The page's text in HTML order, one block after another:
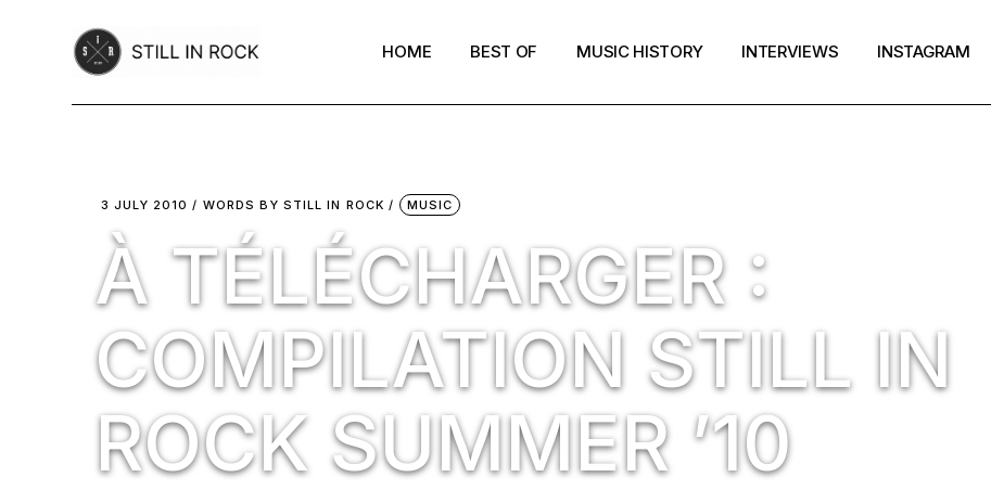
HOME BEST OF MUSIC HISTORY INTERVIEWS INSTAGRAM
3 JULY 2010 WORDS BY STILL IN ROCK MUSIC
À TÉLÉCHARGER :
COMPILATION STILL IN
ROCK SUMMER ’10